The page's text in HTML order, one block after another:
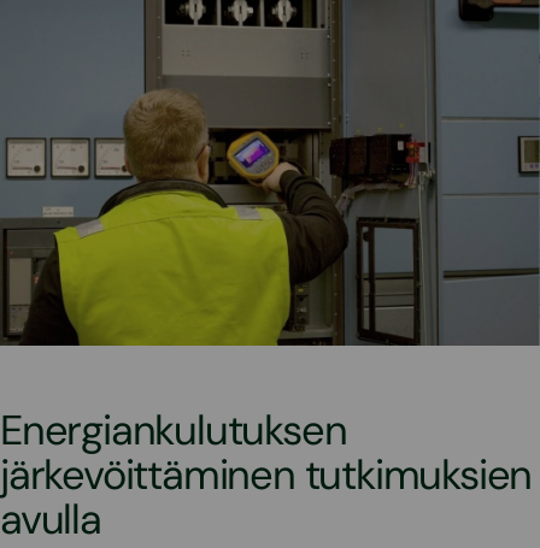
Energiankulutuksen
järkevöittäminen tutkimuksien
avulla